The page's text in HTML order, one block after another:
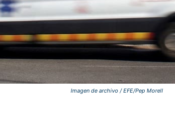
Imagen de archivo / EFE/Pep Morell